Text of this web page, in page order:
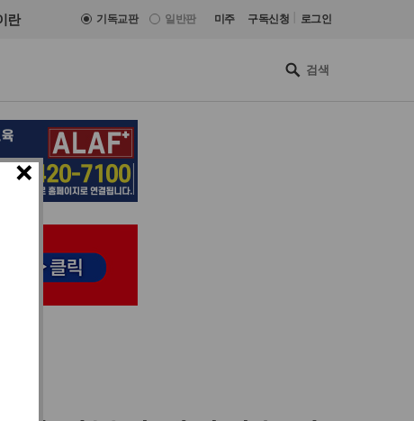
란 기독교판 일반판 미주 구독신청 로그인
×